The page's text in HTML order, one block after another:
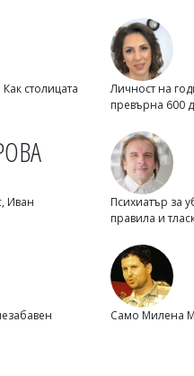
столицата
Личност на
превърна 600
Иван
Психиатър за
правила и
Само Милена